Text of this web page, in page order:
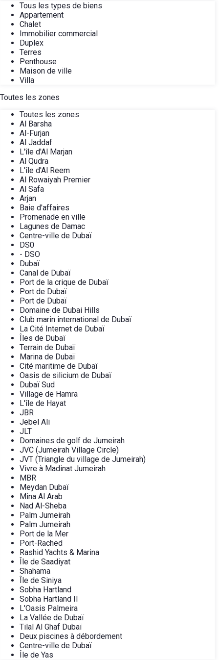
Tous les types de biens
Appartement
Chalet
Immobilier commercial
Duplex
Terres
Penthouse
Maison de ville
Villa
Toutes les zones
Toutes les zones
Al Barsha
Al-Furjan
Al Jaddaf
L'île d'Al Marjan
Al Qudra
L'île d'Al Reem
Al Rowaiyah Premier
Al Safa
Arjan
Baie d'affaires
Promenade en ville
Lagunes de Damac
Centre-ville de Dubaï
DS0
- DSO
Dubaï
Canal de Dubaï
Port de la crique de Dubaï
Port de Dubaï
Port de Dubaï
Domaine de Dubai Hills
Club marin international de Dubaï
La Cité Internet de Dubaï
Îles de Dubaï
Terrain de Dubaï
Marina de Dubaï
Cité maritime de Dubaï
Oasis de silicium de Dubaï
Dubaï Sud
Village de Hamra
L'île de Hayat
JBR
Jebel Ali
JLT
Domaines de golf de Jumeirah
JVC (Jumeirah Village Circle)
JVT (Triangle du village de Jumeirah)
Vivre à Madinat Jumeirah
MBR
Meydan Dubaï
Mina Al Arab
Nad Al-Sheba
Palm Jumeirah
Palm Jumeirah
Port de la Mer
Port-Rached
Rashid Yachts & Marina
Île de Saadiyat
Shahama
Île de Siniya
Sobha Hartland
Sobha Hartland II
L'Oasis Palmeira
La Vallée de Dubaï
Tilal Al Ghaf Dubaï
Deux piscines à débordement
Centre-ville de Dubaï
Île de Yas